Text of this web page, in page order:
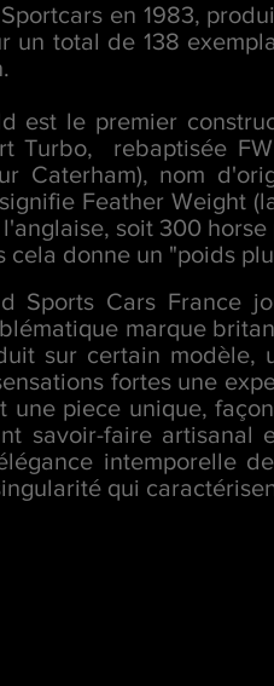
en 1983,
un total de 138
est le premier
Turbo, rebaptisée
Caterham), nom
Feather Weight
soit 300
cela donne un "poids
Sports Cars France
marque
sur certain modèle,
fortes une
une piece unique,
savoir-faire artisanal
intemporelle
qui